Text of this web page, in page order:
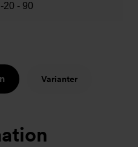
-20 - 90
Varianter